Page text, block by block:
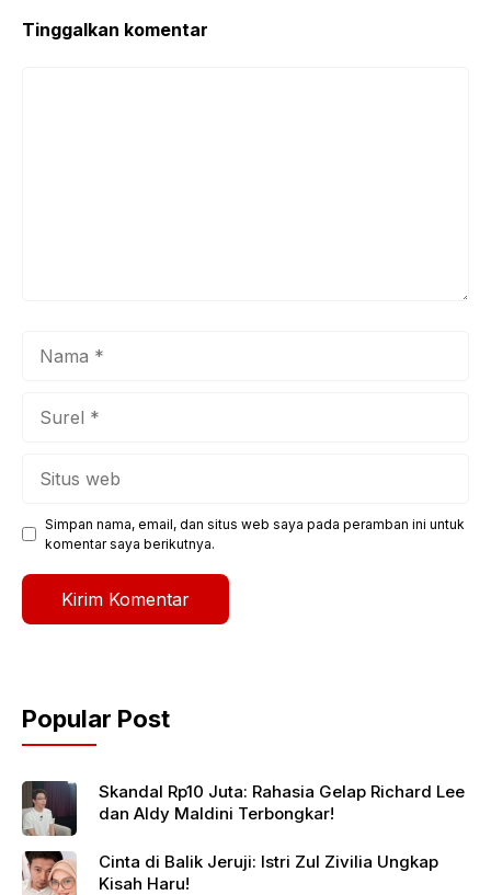
k
Tinggalkan komentar
Simpan nama, email, dan situs web saya pada peramban ini untuk
komentar saya berikutnya.
Popular Post
Skandal Rp10 Juta: Rahasia Gelap Richard Lee
dan Aldy Maldini Terbongkar!
Cinta di Balik Jeruji: Istri Zul Zivilia Ungkap
Kisah Haru!